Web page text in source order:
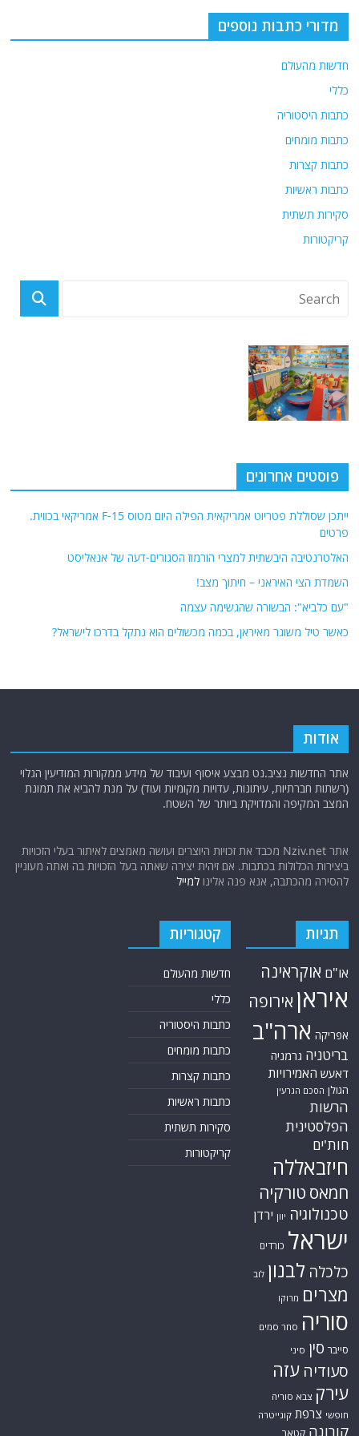
p
o מדורי כתבות נוספים
חדשות מהעולם
כללי
כתבות היסטוריה
כתבות מומחים
כתבות קצרות
כתבות ראשיות
סקירות תשתית
קריקטורות
פוסטים אחרונים
ייתכן שסוללת פטריוט אמריקאית הפילה היום מטוס F-15 אמריקאי בכווית.
פרטים
האלטרנטיבה היבשתית למצרי הורמוז הסגורים-דעה של אנאליסט
השמדת הצי האיראני – חיתוך מצב!
"עם כלביא": הבשורה שהגשימה עצמה
כאשר טיל משוגר מאיראן, בכמה מכשולים הוא נתקל בדרכו לישראל?
אודות
אתר החדשות נציב.נט מבצע איסוף ועיבוד של מידע ממקורות המודיעין הגלוי
(רשתות חברתיות, עיתונות, עדויות מקומיות ועוד) על מנת להביא את תמונת
המצב המקיפה והמדויקת ביותר של השטח.
אתר Nziv.net מכבד את זכויות היוצרים ועושה מאמצים לאיתור בעלי הזכויות
ביצירות הכלולות בכתבות. אם זיהית יצירה שאתה בעל הזכויות בה ואתה מעוניין
להסירה מהכתבה, אנא פנה אלינולמייל
תגיות
או"ם אוקראינה
איראן אירופה
אפריקה ארה"ב
בריטניה גרמניה
דאעש האמירויות
הגולן הסכם הגרעין
הרשות
הפלסטינית
חות'ים
חיזבאללה
חמאס טורקיה
טכנולוגיה יוון ירדן
ישראל כורדים
כלכלה לבנון לוב
מצרים מרוקו
סוריה סחר סמים
סייבר סין סיני
סעודיה עזה
עירק צבא סוריה
חופשי צרפת קונייטרה
קורונה קטאר
קטגוריות
חדשות מהעולם
כללי
כתבות היסטוריה
כתבות מומחים
כתבות קצרות
כתבות ראשיות
סקירות תשתית
קריקטורות